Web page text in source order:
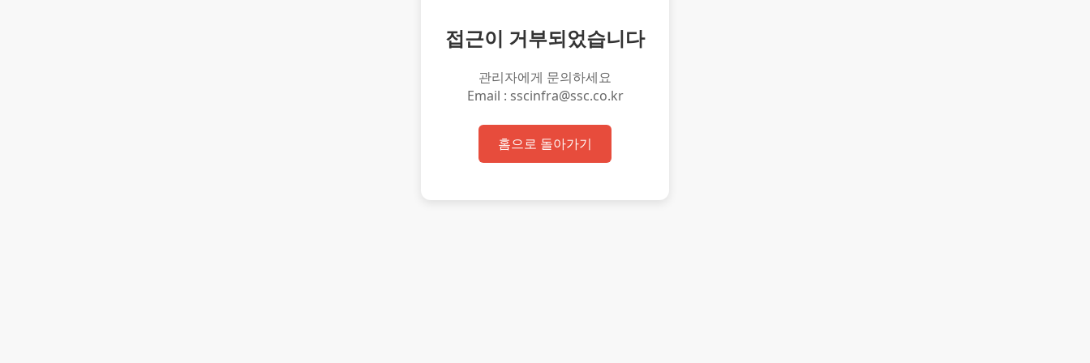
접근이 거부되었습니다
관리자에게 문의하세요
Email : sscinfra@ssc.co.kr
홈으로 돌아가기